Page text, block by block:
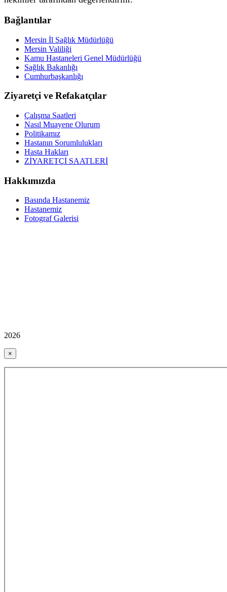
Bağlantılar
Mersin İl Sağlık Müdürlüğü
Mersin Valiliği
Kamu Hastaneleri Genel Müdürlüğü
Sağlık Bakanlığı
Cumhurbaşkanlığı
Ziyaretçi ve Refakatçılar
Çalışma Saatleri
Nasıl Muayene Olurum
Politikamız
Hastanın Sorumlulukları
Hasta Hakları
ZİYARETÇİ SAATLERİ
Hakkımızda
Basında Hastanemiz
Hastanemiz
Fotograf Galerisi
2026
×